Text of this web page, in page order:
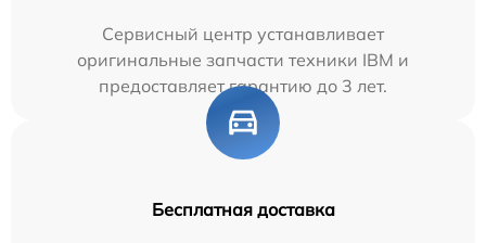
Сервисный центр устанавливает
оригинальные запчасти техники IBM и
предоставляет гарантию до 3 лет.
Бесплатная доставка